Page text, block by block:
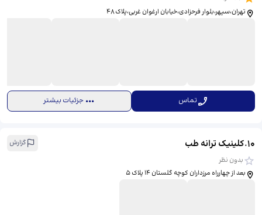
تهران،سپهر،بلوار فرحزادی،خیابان ارغوان غربی،پلاک ۴۸
تماس جزئیات بیشتر
10
.کلینیک ترانه طب
گزارش
بدون نظر
بعد از چهارراه مرزداران کوچه گلستان 14 پلاک 5